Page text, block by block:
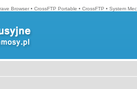
Browser • CrossFTP Portable • CrossFTP • System